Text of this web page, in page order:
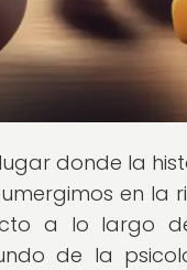
donde la
en
a lo largo
de la